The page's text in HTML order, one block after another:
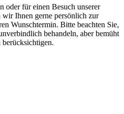
oder für einen Besuch unserer
Ihnen gerne persönlich zur
Wunschtermin. Bitte beachten Sie,
behandeln, aber bemüht